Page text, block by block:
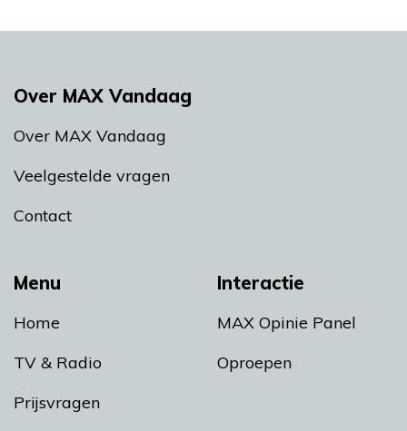
Menu
Home
TV & Radio
Prijsvragen
Interactie
MAX Opinie Panel
Oproepen
Over MAX Vandaag
Over MAX Vandaag
Veelgestelde vragen
Contact